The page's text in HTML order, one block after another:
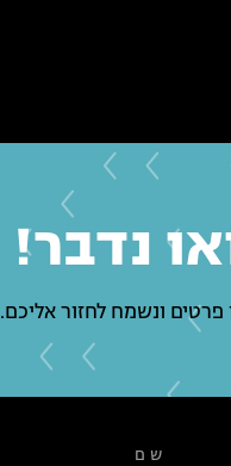
שם
נדבר!
פרטים ונשמח לחזור אליכם.